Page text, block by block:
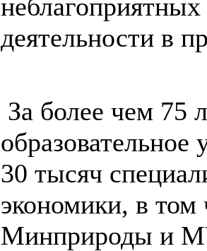
деятельности в
За более чем 75
образовательное
30 тысяч
экономики, в том
Минприроды и